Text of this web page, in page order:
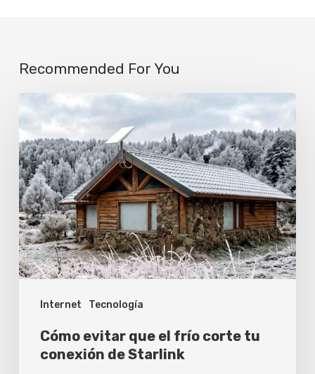
Recommended For You
Internet Tecnología
evitar
que
el
frío
corte
tu
conexión
de
Starlink
Cómo evitar que el frío corte tu
conexión de Starlink